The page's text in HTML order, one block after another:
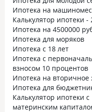
Ипотека на
Калькулятор ипотеки -
Ипотека на 4500000
Ипотека для моряков
Ипотека с 18 лет
Ипотека с
взносом 10 процентов
Ипотека на вторичное
Ипотека для
Калькулятор ипотеки с
материнским